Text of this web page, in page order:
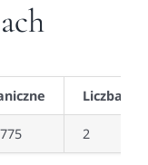
Liczba
2